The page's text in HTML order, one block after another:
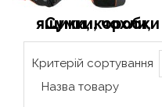
Сумки, чохли, ящики, коробки
Критерій сортування
Назва товару